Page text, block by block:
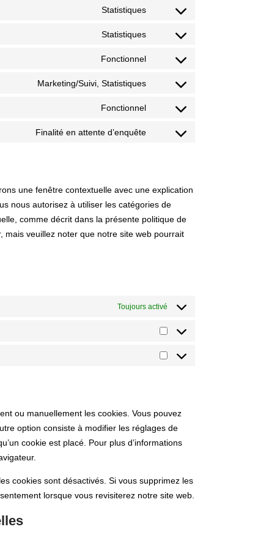
Statistiques
Statistiques
Fonctionnel
Marketing/Suivi, Statistiques
Fonctionnel
Finalité en attente d’enquête
une fenêtre contextuelle avec une explication
nous autorisez à utiliser les catégories de
comme décrit dans la présente politique de
mais veuillez noter que notre site web pourrait
Toujours activé
ou manuellement les cookies. Vous pouvez
option consiste à modifier les réglages de
cookie est placé. Pour plus d’informations
cookies sont désactivés. Si vous supprimez les
lorsque vous revisiterez notre site web.